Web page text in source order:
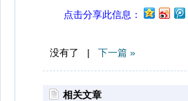
点击分享此信息：
没有了 | 下一篇 »
相关文章